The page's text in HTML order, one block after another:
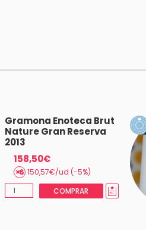
Gramona Enoteca Brut
Nature Gran Reserva
2013
158,50€
150,57€/ud (-5%)
COMPRAR